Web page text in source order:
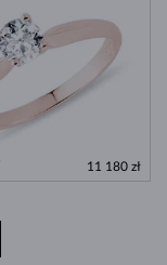
11 180 zł